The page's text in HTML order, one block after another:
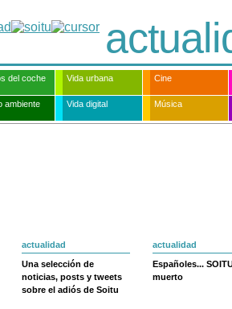
del coche Vida urbana Cine
ambiente Vida digital Música
actualidad
Una selección de
noticias, posts y tweets
sobre el adiós de Soitu
actualidad
Españoles...
muerto